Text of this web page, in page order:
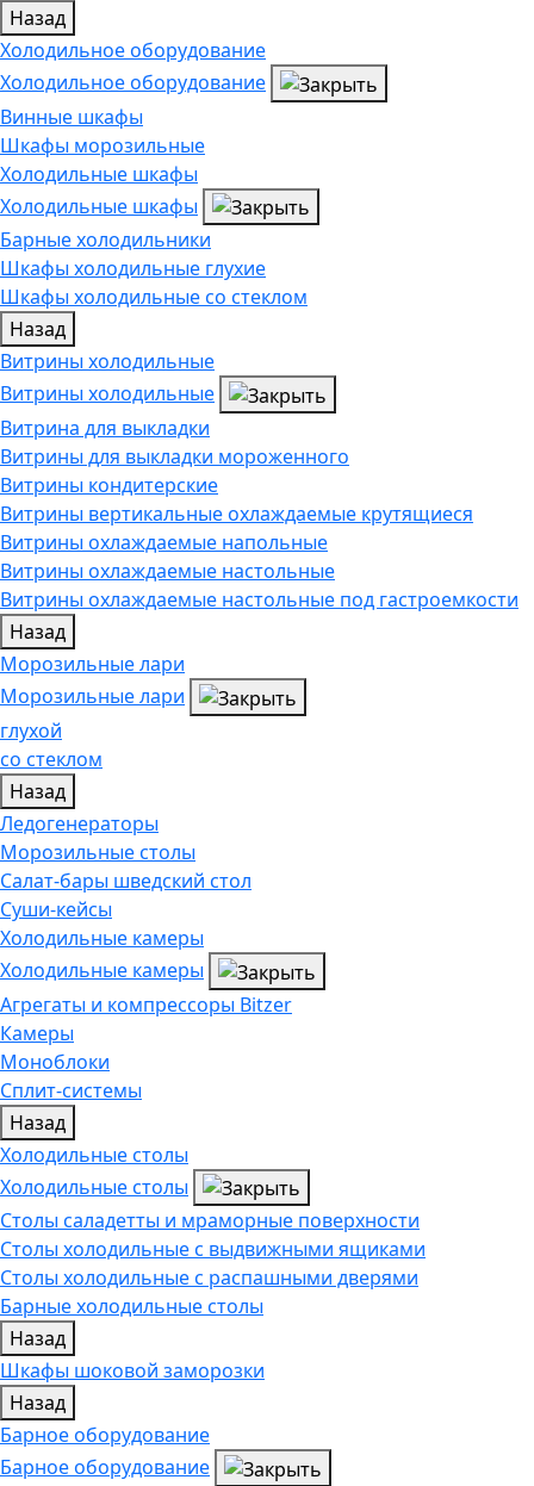
Назад
Холодильное оборудование
Холодильное оборудование
Винные шкафы
Шкафы морозильные
Холодильные шкафы
Холодильные шкафы
Барные холодильники
Шкафы холодильные глухие
Шкафы холодильные со стеклом
Назад
Витрины холодильные
Витрины холодильные
Витрина для выкладки
Витрины для выкладки мороженного
Витрины кондитерские
Витрины вертикальные охлаждаемые крутящиеся
Витрины охлаждаемые напольные
Витрины охлаждаемые настольные
Витрины охлаждаемые настольные под гастроемкости
Назад
Морозильные лари
Морозильные лари
глухой
со стеклом
Назад
Ледогенераторы
Морозильные столы
Салат-бары шведский стол
Суши-кейсы
Холодильные камеры
Холодильные камеры
Агрегаты и компрессоры Bitzer
Камеры
Моноблоки
Сплит-системы
Назад
Холодильные столы
Холодильные столы
Столы саладетты и мраморные поверхности
Столы холодильные с выдвижными ящиками
Столы холодильные с распашными дверями
Барные холодильные столы
Назад
Шкафы шоковой заморозки
Назад
Барное оборудование
Барное оборудование